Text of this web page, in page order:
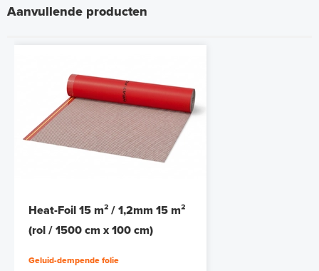
Aanvullende producten
Heat-Foil 15 m² / 1,2mm 15 m²
(rol / 1500 cm x 100 cm)
Geluid-dempende folie